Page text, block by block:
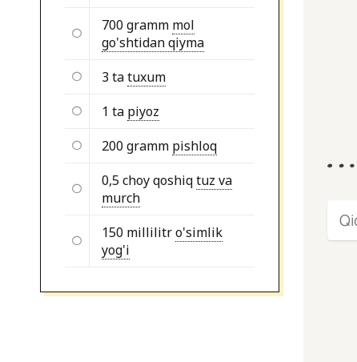
700 gramm mol
go'shtidan qiyma
3 tatuxum
1 ta piyoz
200 gramm pishloq
0,5 choy qoshiqtuz va
murch
150 millilitro'simlik
yog'i